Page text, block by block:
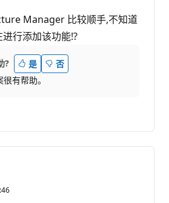
Manager 比较顺手,不知道
行添加该功能!?
? 是
否
有帮助。